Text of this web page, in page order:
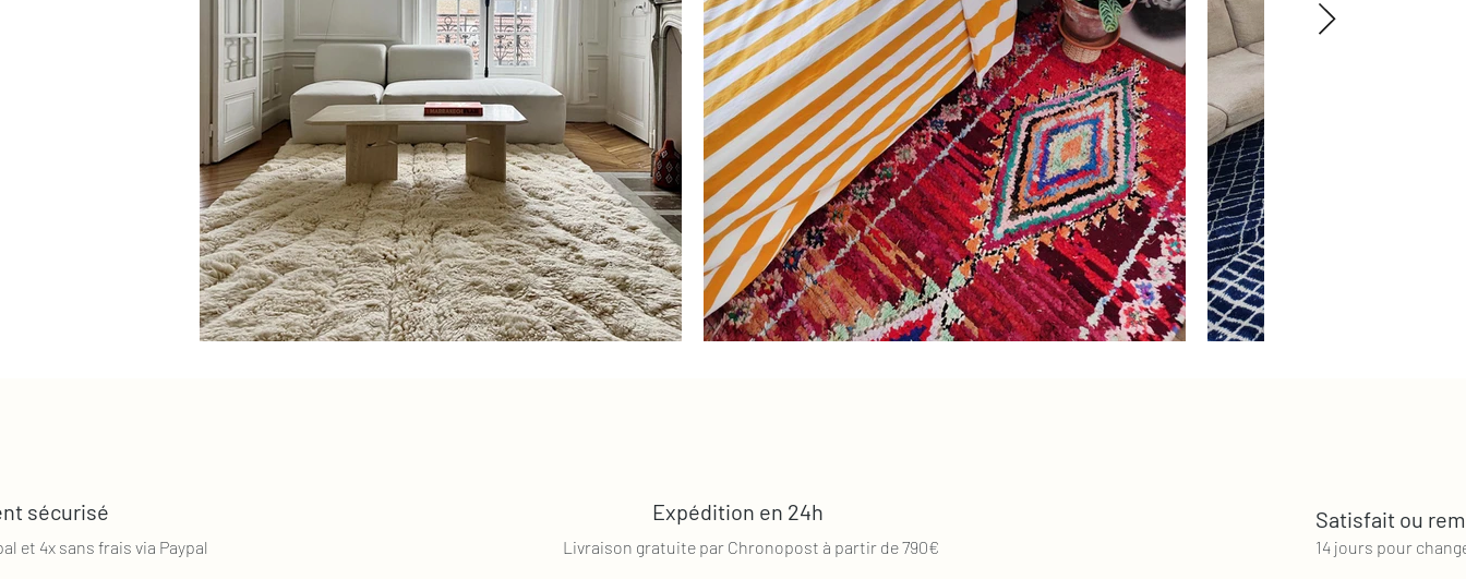
sécurisé
et 4x sans frais via Paypal
Expédition en 24h
Livraison gratuite par Chronopost à partir de 790€
Satisfait ou
14 jours pour